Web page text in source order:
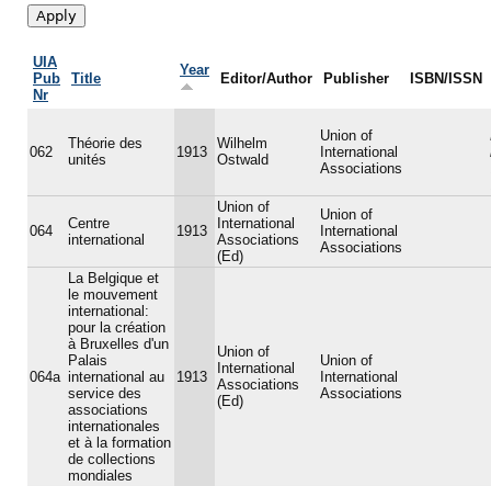
UIA
Pub
Nr
Title
Year
Editor/Author Publisher ISBN/ISSN
062
Théorie des
unités
1913
Wilhelm
Ostwald
Union of
International
Associations
064
Centre
international
1913
Union of
International
Associations
(Ed)
Union of
International
Associations
064a
La Belgique et
le mouvement
international:
pour la création
à Bruxelles d'un
Palais
international au
service des
associations
internationales
et à la formation
de collections
mondiales
1913
Union of
International
Associations
(Ed)
Union of
International
Associations